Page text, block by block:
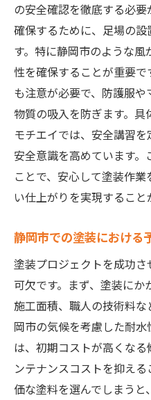
の安全確認を徹底する必
確保するために、足場の
す。特に静岡市のような
性を確保することが重要
も注意が必要で、防護服
物質の吸入を防ぎます。
モチエイでは、安全講習
安全意識を高めています
ことで、安心して塗装作
い仕上がりを実現すること
静岡市での塗装における
塗装プロジェクトを成功
可欠です。まず、塗装にか
施工面積、職人の技術料
岡市の気候を考慮した耐
は、初期コストが高くな
ンテナンスコストを抑え
価な塗料を選んでしまうと